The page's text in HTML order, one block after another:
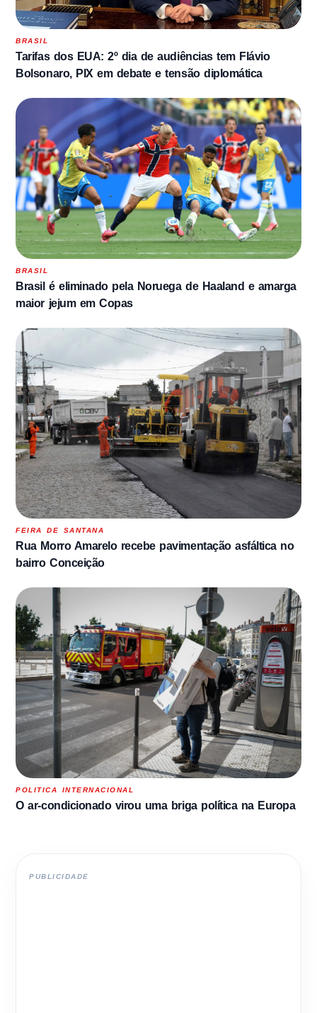
BRASIL
Tarifas dos EUA: 2º dia de audiências tem Flávio
Bolsonaro, PIX em debate e tensão diplomática
BRASIL
Brasil é eliminado pela Noruega de Haaland e amarga
maior jejum em Copas
FEIRA DE SANTANA
Rua Morro Amarelo recebe pavimentação asfáltica no
bairro Conceição
POLITICA INTERNACIONAL
O ar-condicionado virou uma briga política na Europa
PUBLICIDADE